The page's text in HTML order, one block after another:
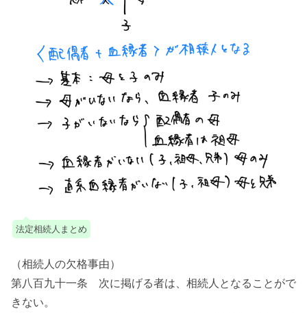
法定相続人まとめ
（相続人の欠格事由）
第八百九十一条 次に掲げる者は、相続人となることがで
きない。